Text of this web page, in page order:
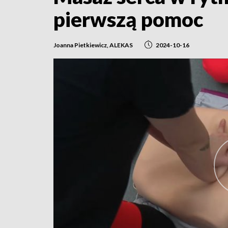
pierwszą pomoc
Joanna Pietkiewicz, ALEKAS 2024-10-16